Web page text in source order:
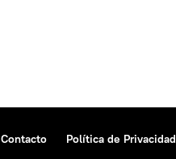
Contacto Política de Privacidad